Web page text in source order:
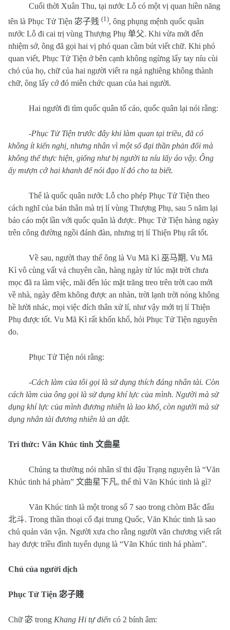
Cuối thời Xuân Thu, tại nước Lỗ có một vị quan hiền năng
tên là Phục Tử Tiện 宓子贱 (1), ông phụng mệnh quốc quân
nước Lỗ đi cai trị vùng Thượng Phụ 单父. Khi vừa mới đến
nhiệm sở, ông đã gọi hai vị phó quan cầm bút viết chữ. Khi phó
quan viết, Phục Tử Tiện ở bên cạnh không ngừng lấy tay níu cùi
chỏ của họ, chữ của hai người viết ra ngả nghiêng không thành
chữ, ông lấy cớ đó miễn chức quan của hai người.
Hai người đi tìm quốc quân tố cáo, quốc quân lại nói rằng:
-Phục Tử Tiện trước đây khi làm quan tại triều, đã có
không ít kiến nghị, nhưng nhân vì một số đại thần phản đối mà
không thể thực hiện, giống như bị người ta níu lấy áo vậy. Ông
ấy mượn cớ hai khanh để nói đạo lí đó cho ta biết.
Thế là quốc quân nước Lỗ cho phép Phục Tử Tiện theo
cách nghĩ của bản thân mà trị lí vùng Thượng Phụ, sau 5 năm lại
báo cáo một lần với quốc quân là được. Phục Tử Tiện hàng ngày
trên công đường ngồi đánh đàn, nhưng trị lí Thiện Phụ rất tốt.
Về sau, người thay thế ông là Vu Mã Kì 巫马期, Vu Mã
Kì vô cùng vất vả chuyên cần, hàng ngày từ lúc mặt trời chưa
mọc đã ra làm việc, mãi đến lúc mặt trăng treo trên trời cao mới
về nhà, ngày đêm không được an nhàn, trời lạnh trời nóng không
hề lười nhác, mọi việc đích thân xử lí, như vậy mới trị lí Thiện
Phụ được tốt. Vu Mã Kì rất khốn khổ, hỏi Phục Tử Tiện nguyên
do.
Phục Tử Tiện nói rằng:
-Cách làm của tôi gọi là sử dụng thích đáng nhân tài. Còn
cách làm của ông gọi là sử dụng khí lực của mình. Người mà sử
dụng khí lực của mình đương nhiên là lao khổ, còn người mà sử
dụng nhân tài đương nhiên là an dật.
Tri thức: Văn Khúc tinh 文曲星
Chúng ta thường nói nhân sĩ thi đậu Trạng nguyên là “Văn
Khúc tinh há phàm” 文曲星下凡, thế thì Văn Khúc tinh là gì?
Văn Khúc tinh là một trong số 7 sao trong chòm Bắc đẩu
北斗. Trong thần thoại cổ đại trung Quốc, Văn Khúc tinh là sao
chủ quản văn vận. Người xưa cho rằng người văn chương viết rất
hay được triều đình tuyển dụng là “Văn Khúc tinh há phàm”.
Chú của người dịch
Phục Tử Tiện 宓子賤
Chữ 宓 trong Khang Hi tự điển có 2 bính âm: